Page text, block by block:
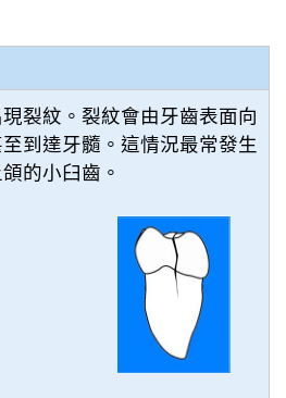
裂紋。裂紋會由牙齒表面向
到達牙髓。這情況最常發生
的小臼齒。